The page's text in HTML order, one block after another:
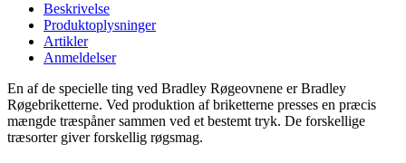
Beskrivelse
Produktoplysninger
Artikler
Anmeldelser
En af de specielle ting ved Bradley Røgeovnene er Bradley
Røgebriketterne. Ved produktion af briketterne presses en præcis
mængde træspåner sammen ved et bestemt tryk. De forskellige
træsorter giver forskellig røgsmag.